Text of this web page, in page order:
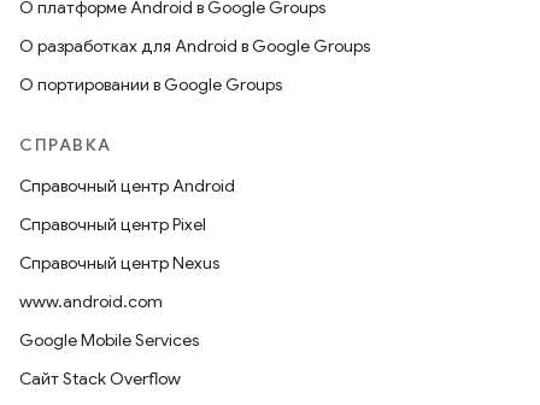
О платформе Android в Google Groups
О разработках для Android в Google Groups
О портировании в Google Groups
СПРАВКА
Справочный центр Android
Справочный центр Pixel
Справочный центр Nexus
www.android.com
Google Mobile Services
Сайт Stack Overflow